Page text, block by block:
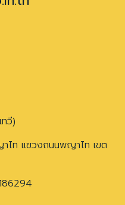
วี)
ไท แขวงถนนพญาไท เขต